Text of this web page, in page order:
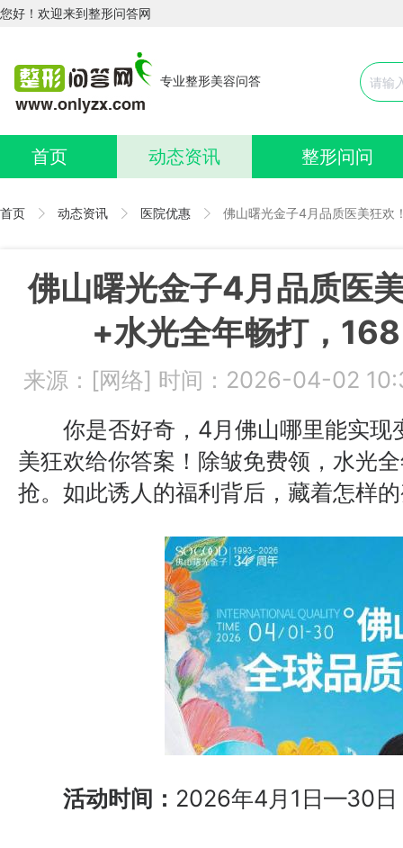
您好！欢迎来到整形问答网
专业整形美容问答
首页 动态资讯 整形问问
首页 动态资讯 医院优惠 佛山曙光金子4月品质医美狂欢
佛山曙光金子4月品质医
+水光全年畅打，
来源：[网络] 时间：2026-04-02
你是否好奇，4月佛山哪里能实现
美狂欢给你答案！除皱免费领，水光
抢。如此诱人的福利背后，藏着怎样
活动时间： 2026年4月1日—30日